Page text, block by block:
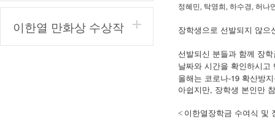
이한열 만화상 수상작
정혜민, 탁영희, 하수경, 허나
장학생으로 선발되지 않
선발되신 분들과 함께 장
날짜와 시간을 확인하시
올해는 코로나-19 확산방
아쉽지만, 장학생 본인만
< 이한열장학금 수여식 및